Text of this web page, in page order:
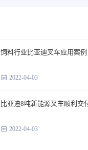
饲料行业比亚迪叉车应用案例
2022-04-03
比亚迪8吨新能源叉车顺利交
2022-04-03